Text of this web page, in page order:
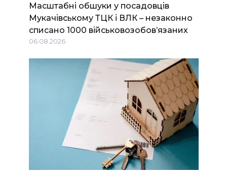
Масштабні обшуки у посадовців
Мукачівському ТЦК і ВЛК – незаконно
списано 1000 військовозобов’язаних
06.08.2026